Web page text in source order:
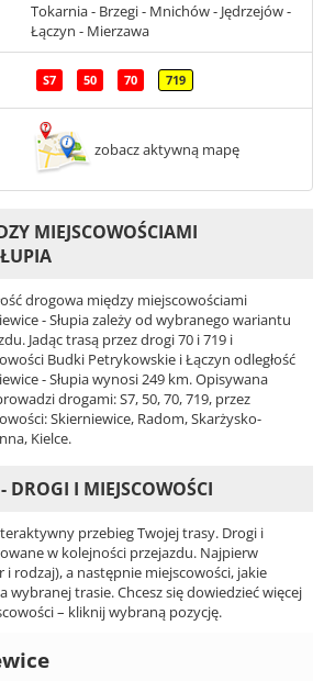
Tokarnia - Brzegi - Mnichów - Jędrzejów -
Łączyn - Mierzawa
S7 50 70 719
zobacz aktywną mapę
MIEJSCOWOŚCIAMI
drogowa między miejscowościami
- Słupia zależy od wybranego wariantu
Jadąc trasą przez drogi 70 i 719 i
Budki Petrykowskie i Łączyn odległość
- Słupia wynosi 249 km. Opisywana
drogami: S7, 50, 70, 719, przez
Skierniewice, Radom, Skarżysko-
Kielce.
DROGI I MIEJSCOWOŚCI
przebieg Twojej trasy. Drogi i
w kolejności przejazdu. Najpierw
rodzaj), a następnie miejscowości, jakie
wybranej trasie. Chcesz się dowiedzieć więcej
– kliknij wybraną pozycję.